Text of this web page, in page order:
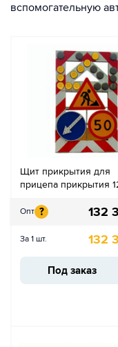
вспомогательную
Щит прикрытия для
прицепа прикрытия
Опт ? 132
За 1 шт. 132
Под заказ